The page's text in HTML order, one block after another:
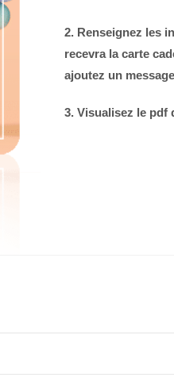
2. Renseignez les
recevra la carte
ajoutez un
3. Visualisez le pdf